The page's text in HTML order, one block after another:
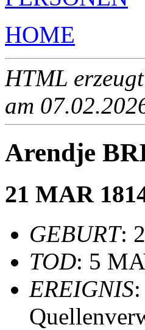
HOME
HTML
am
Arendje
21 MAR
GEBURT:
TOD: 5
EREIGNIS